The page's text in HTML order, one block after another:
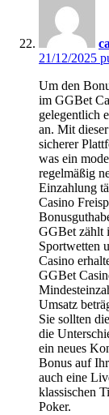
21/12/2025
Um den
im GGBet
gelegentlich
an. Mit
sicherer
was ein
regelmäßig
Einzahlung
Casino
GGBet zählt
Sportwetten
Casino
GGBet
Umsatz
Sie sollten
die
ein neues
Bonus auf
auch eine
klassischen
Poker.